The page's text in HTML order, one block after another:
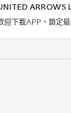
ARROWS
迎下載APP，鎖定